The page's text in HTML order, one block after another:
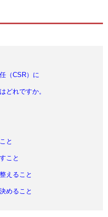
（CSR）に
どれですか。
と
こと
えること
めること